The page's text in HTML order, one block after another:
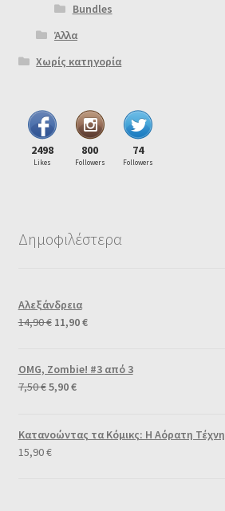
Bundles
Άλλα
Χωρίς κατηγορία
2498
Likes
800
Followers
74
Followers
Δημοφιλέστερα
Αλεξάνδρεια
14,90€ 11,90€
OMG, Zombie! #3 από 3
7,50€5,90€
Κατανοώντας τα Κόμικς: Η Αόρατη Τέχνη
15,90€